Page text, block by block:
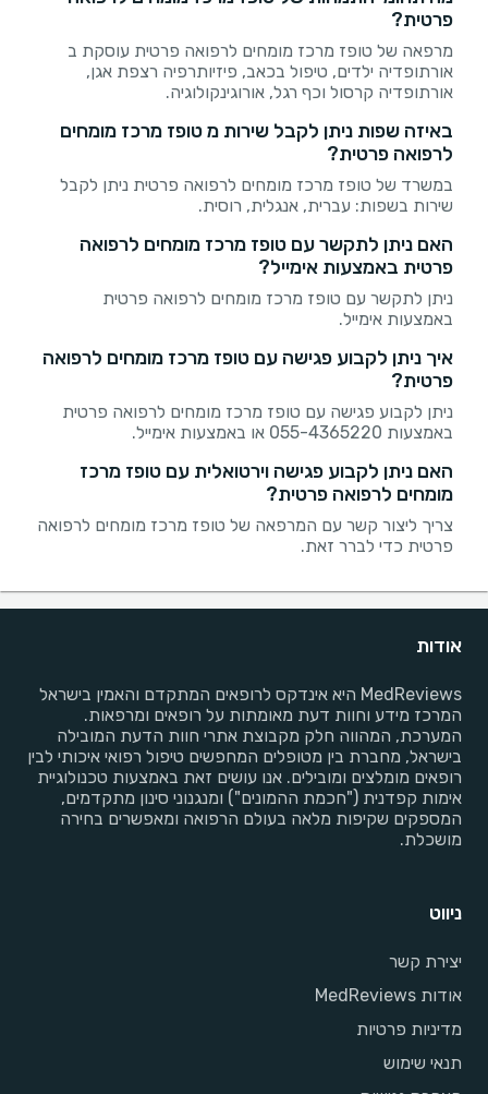
פרטית?
מרפאה של טופז מרכז מומחים לרפואה פרטית עוסקת ב
אורתופדיה ילדים, טיפול בכאב, פיזיותרפיה רצפת אגן,
אורתופדיה קרסול וכף רגל, אורוגינקולוגיה.
באיזה שפות ניתן לקבל שירות מ טופז מרכז מומחים
לרפואה פרטית?
במשרד של טופז מרכז מומחים לרפואה פרטית ניתן לקבל
שירות בשפות: עברית, אנגלית, רוסית.
האם ניתן לתקשר עם טופז מרכז מומחים לרפואה
פרטית באמצעות אימייל?
ניתן לתקשר עם טופז מרכז מומחים לרפואה פרטית
באמצעות אימייל.
איך ניתן לקבוע פגישה עם טופז מרכז מומחים לרפואה
פרטית?
ניתן לקבוע פגישה עם טופז מרכז מומחים לרפואה פרטית
באמצעות 055-4365220 או באמצעות אימייל.
האם ניתן לקבוע פגישה וירטואלית עם טופז מרכז
מומחים לרפואה פרטית?
צריך ליצור קשר עם המרפאה של טופז מרכז מומחים לרפואה
פרטית כדי לברר זאת.
אודות
MedReviews היא אינדקס לרופאים המתקדם והאמין בישראל
המרכז מידע וחוות דעת מאומתות על רופאים ומרפאות.
המערכת, המהווה חלק מקבוצת אתרי חוות הדעת המובילה
בישראל, מחברת בין מטופלים המחפשים טיפול רפואי איכותי לבין
רופאים מומלצים ומובילים. אנו עושים זאת באמצעות טכנולוגיית
אימות קפדנית ("חכמת ההמונים") ומנגנוני סינון מתקדמים,
המספקים שקיפות מלאה בעולם הרפואה ומאפשרים בחירה
מושכלת.
ניווט
יצירת קשר
אודות MedReviews
מדיניות פרטיות
תנאי שימוש